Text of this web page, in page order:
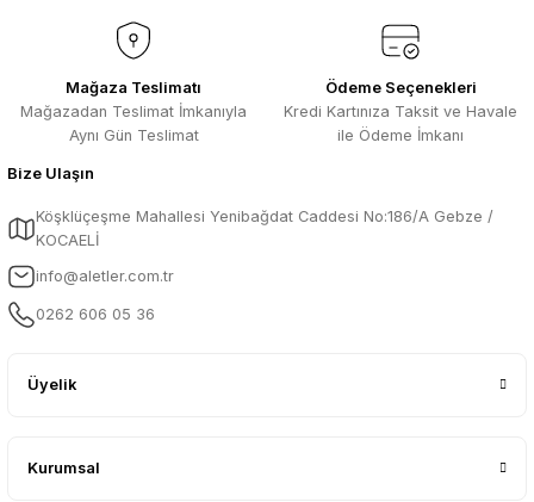
Mağaza Teslimatı
Mağazadan Teslimat İmkanıyla
Aynı Gün Teslimat
Ödeme Seçenekleri
Kredi Kartınıza Taksit ve Havale
ile Ödeme İmkanı
Bize Ulaşın
Köşklüçeşme Mahallesi Yenibağdat Caddesi No:186/A Gebze /
KOCAELİ
info@aletler.com.tr
0262 606 05 36
Üyelik
Kurumsal